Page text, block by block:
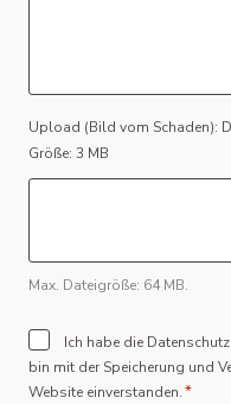
File
Upload (Bild vom Schaden):
Größe: 3 MB
Max. Dateigröße: 64 MB.
Consent
*
Ich habe die
bin mit der Speicherung und
Website einverstanden.*